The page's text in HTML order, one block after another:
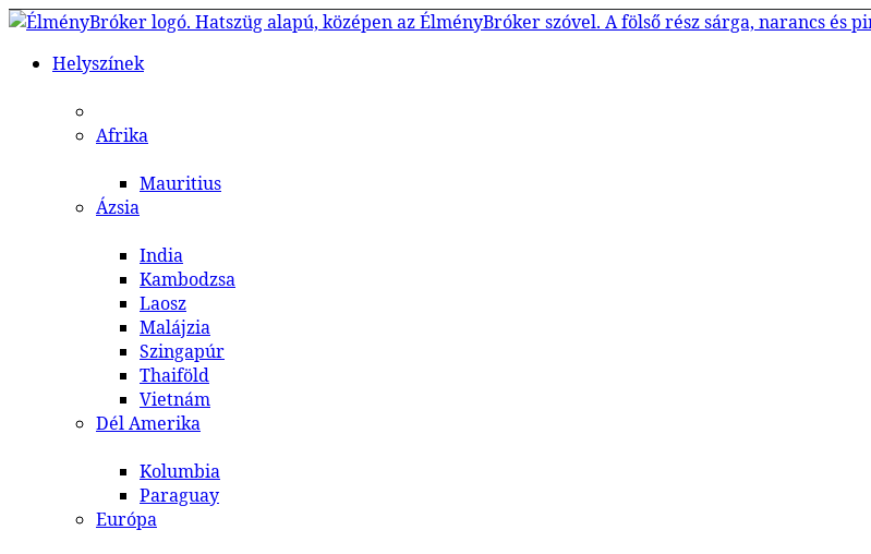
Helyszínek
Afrika
Mauritius
Ázsia
India
Kambodzsa
Laosz
Malájzia
Szingapúr
Thaiföld
Vietnám
Dél Amerika
Kolumbia
Paraguay
Európa